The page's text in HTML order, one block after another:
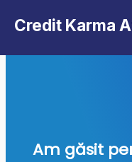
Credit Karma
Am găsit